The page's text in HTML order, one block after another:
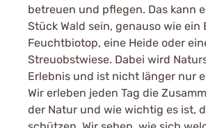
betreuen und pflegen. Das kann
Stück Wald sein, genauso wie ein
Feuchtbiotop, eine Heide oder
Streuobstwiese. Dabei wird
Erlebnis und ist nicht länger nur
Wir erleben jeden Tag die
der Natur und wie wichtig es ist,